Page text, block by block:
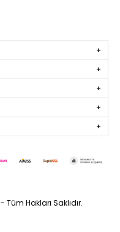
- Tüm Hakları Saklıdır.